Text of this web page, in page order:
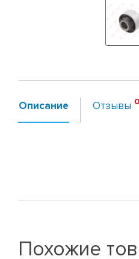
Описание Отзывы
Похожие